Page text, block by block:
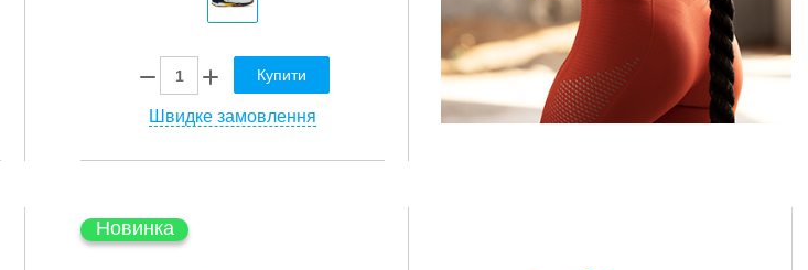
Купити
Швидке замовлення
Новинка